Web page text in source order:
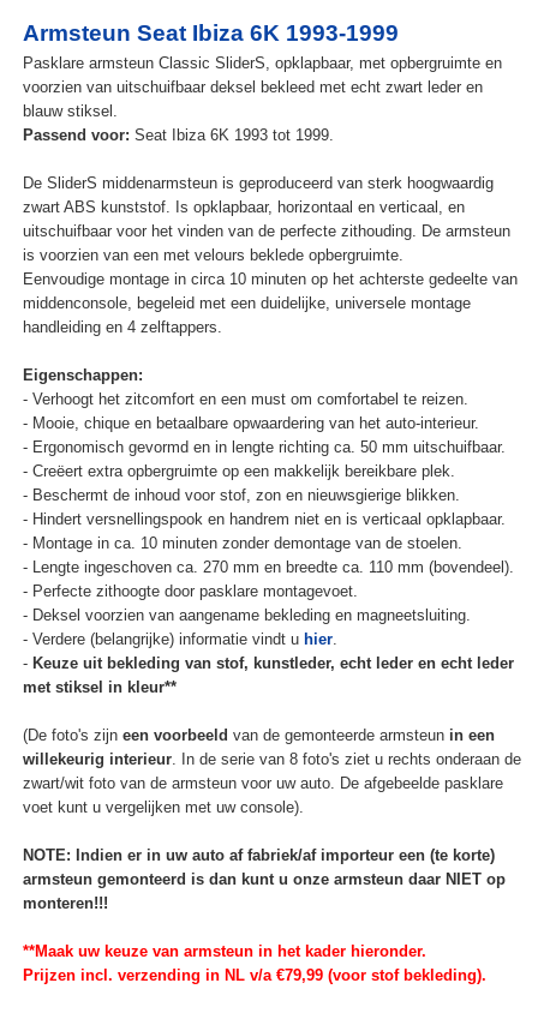
Armsteun Seat Ibiza 6K 1993-1999
Pasklare armsteun Classic SliderS, opklapbaar, met opbergruimte en
voorzien van uitschuifbaar deksel bekleed met echt zwart leder en
blauw stiksel.
Passend voor: Seat Ibiza 6K 1993 tot 1999.
De SliderS middenarmsteun is geproduceerd van sterk hoogwaardig
zwart ABS kunststof. Is opklapbaar, horizontaal en verticaal, en
uitschuifbaar voor het vinden van de perfecte zithouding. De armsteun
is voorzien van een met velours beklede opbergruimte.
Eenvoudige montage in circa 10 minuten op het achterste gedeelte van
middenconsole, begeleid met een duidelijke, universele montage
handleiding en 4 zelftappers.
Eigenschappen:
- Verhoogt het zitcomfort en een must om comfortabel te reizen.
- Mooie, chique en betaalbare opwaardering van het auto-interieur.
- Ergonomisch gevormd en in lengte richting ca. 50 mm uitschuifbaar.
- Creëert extra opbergruimte op een makkelijk bereikbare plek.
- Beschermt de inhoud voor stof, zon en nieuwsgierige blikken.
- Hindert versnellingspook en handrem niet en is verticaal opklapbaar.
- Montage in ca. 10 minuten zonder demontage van de stoelen.
- Lengte ingeschoven ca. 270 mm en breedte ca. 110 mm (bovendeel).
- Perfecte zithoogte door pasklare montagevoet.
- Deksel voorzien van aangename bekleding en magneetsluiting.
- Verdere (belangrijke) informatie vindt u hier.
- Keuze uit bekleding van stof, kunstleder, echt leder en echt leder
met stiksel in kleur**
(De foto's zijn een voorbeeld van de gemonteerde armsteun in een
willekeurig interieur. In de serie van 8 foto's ziet u rechts onderaan de
zwart/wit foto van de armsteun voor uw auto. De afgebeelde pasklare
voet kunt u vergelijken met uw console).
NOTE: Indien er in uw auto af fabriek/af importeur een (te korte)
armsteun gemonteerd is dan kunt u onze armsteun daar NIET op
monteren!!!
**Maak uw keuze van armsteun in het kader hieronder.
Prijzen incl. verzending in NL v/a €79,99 (voor stof bekleding).